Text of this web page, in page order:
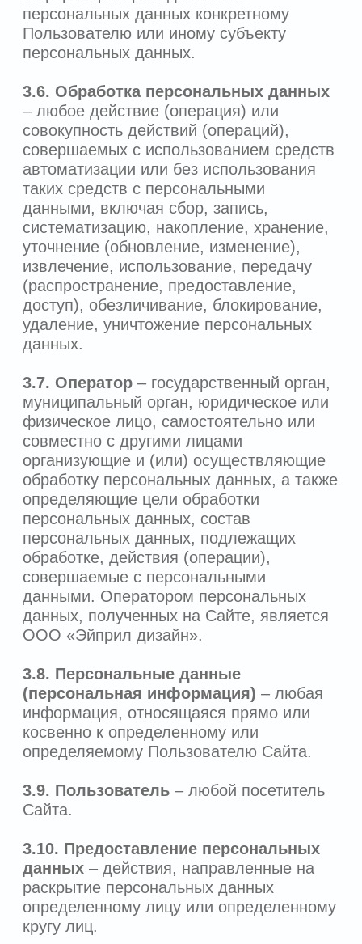
4. КАТЕГОРИИ ПЕРСОНАЛЬНЫХ
ДАННЫХ И ЦЕЛИ ОБРАБОТКИ
4.1.На Сайте могут собираться
следующие персональные данные:
4.1.1. Персональная информация,
которую Пользователь предоставляет
самостоятельно при регистрации (записи
на приём) или в процессе использования
Сайта, включает фамилию, имя и
отчество, а также электронную почту и
телефонный номер Пользователя.
4.1.2. Данные, которые автоматически
передаются Оператору в процессе их
использования, в том числе информация
из файлов cookie, информация об
устройстве Пользователя.
4.2.Цели обработки персональных
данных:
4.2.1. Адрес электронной почты, ФИО:
собираются и обрабатываются
Оператором в целях ответов на вопросы
оказания технической поддержки;
рассмотрения запросов к Оператору; для
направления системных уведомлений,
необходимых для исполнения запросов
Пользователей; для направления
Пользователю информационных
сообщений (не рекламного характера)
направленных на информирование о
функциональных возможностях,
технических обновлениях и иных
аспектах, связанных с использованием
Сайта; для повышения осведомленности
посетителей Сайта о продуктах и услугах
ООО «Эйприл дизайн», предоставления
таргетированной (целевой) рекламной
информации и оптимизации рекламных
кампаний, в иных маркетинговых,
рекламных целях (с отдельного согласия
Пользователя).
собирается и обрабатывается
Оператором также для оказания
технической поддержки, записи на
прием, ответов на запросы
Пользователей о продуктах и услугах
обработка файлов cookie, собираемых
Оператором и с помощью сервиса
Яндекс Метрика, для целей учета и
персонализации сервисов. Также, для
целей развития и расширения
функциональных возможностей Сайта,
повышения безопасности Пользователя
при использовании Сайта,
предоставления таргетированной
(целевой) рекламной информации и